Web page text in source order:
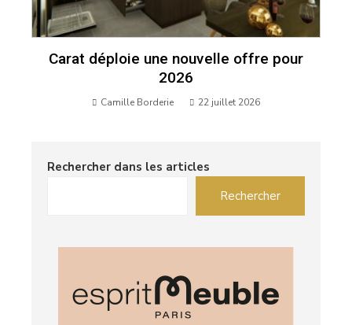
Carat déploie une nouvelle offre pour
2026
Camille Borderie 22 juillet 2026
Rechercher dans les articles
Rechercher